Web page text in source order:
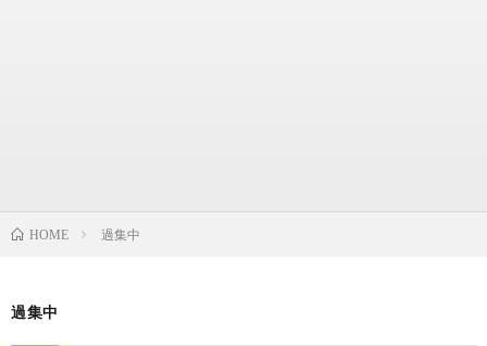
HOME 過集中
過集中